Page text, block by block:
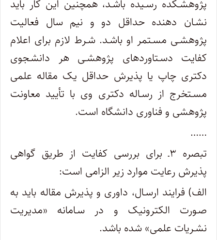
پژوهشـکده رسـیده باشـد، همچنین این کار باید
نشـان دهنده حداقل دو و نیم سال فعالیت
پژوهشـی مسـتمر او باشـد. شـرط لازم برای اعلام
کفایت دسـتاوردهای پژوهشـی هر دانشـجوی
دکتری چاپ یا پذیرش حداقل یک مقاله علمی
مسـتخرج از رسـاله دکتری وی با تأیید معاونت
پژوهشی و فناوری دانشگاه است.
……
تبصره ۳ـ برای بررسی کفایت از طریق گواهی
پذیرش رعایت موارد زیر الزامی است:
الف) فرایند ارسـال، داوری و پذیرش مقاله باید به
صـورت الکترونیک و در سـامانه «مدیریت
نشـریات علمی» شده باشد.